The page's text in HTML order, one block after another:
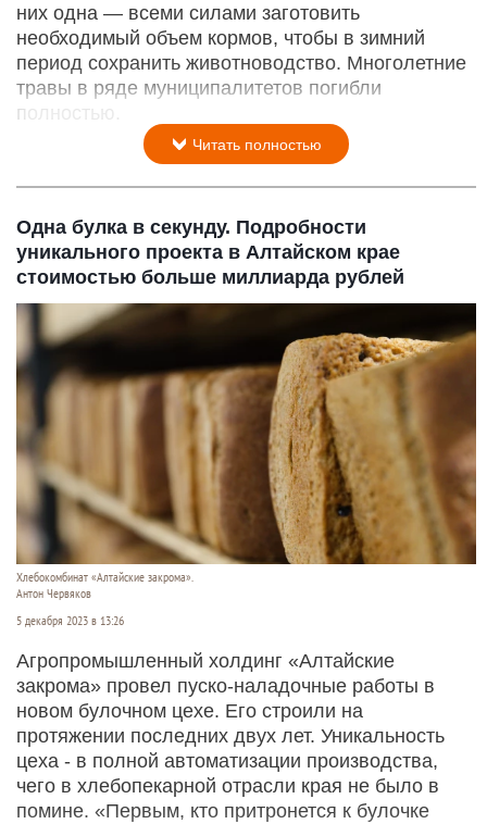
них одна — всеми силами заготовить
необходимый объем кормов, чтобы в зимний
период сохранить животноводство. Многолетние
травы в ряде муниципалитетов погибли
полностью.
Читать полностью
Одна булка в секунду. Подробности
уникального проекта в Алтайском крае
стоимостью больше миллиарда рублей
Хлебокомбинат «Алтайские закрома».
Антон Червяков
5 декабря 2023 в 13:26
Агропромышленный холдинг «Алтайские
закрома» провел пуско-наладочные работы в
новом булочном цехе. Его строили на
протяжении последних двух лет. Уникальность
цеха - в полной автоматизации производства,
чего в хлебопекарной отрасли края не было в
помине. «Первым, кто притронется к булочке